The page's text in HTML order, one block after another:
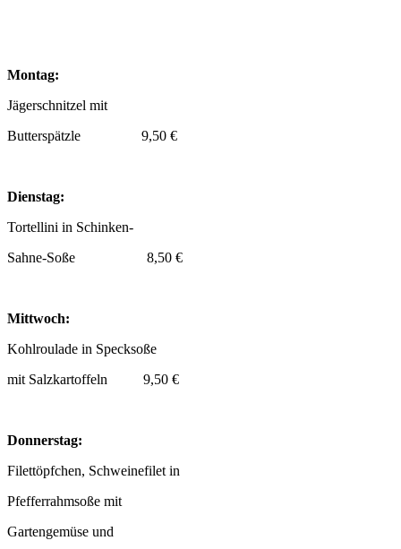
Montag:
Jägerschnitzel mit
Butterspätzle 9,50 €
Dienstag:
Tortellini in Schinken-
Sahne-Soße 8,50 €
Mittwoch:
Kohlroulade in Specksoße
mit Salzkartoffeln 9,50 €
Donnerstag:
Filettöpfchen, Schweinefilet in
Pfefferrahmsoße mit
Gartengemüse und